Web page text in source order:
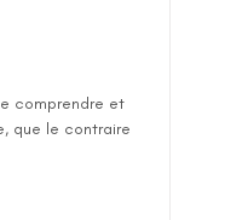
comprendre et
que le contraire